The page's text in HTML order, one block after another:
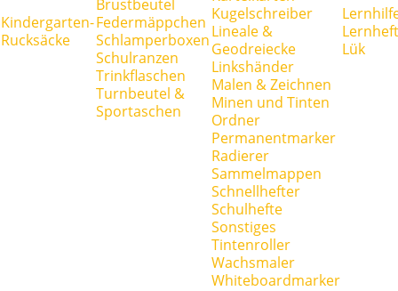
Kindergarten-
Rucksäcke
Brustbeutel
Federmäppchen
Schlamperboxen
Schulranzen
Trinkflaschen
Turnbeutel &
Sportaschen
Kugelschreiber
Lineale &
Geodreiecke
Linkshänder
Malen & Zeichnen
Minen und Tinten
Ordner
Permanentmarker
Radierer
Sammelmappen
Schnellhefter
Schulhefte
Sonstiges
Tintenroller
Wachsmaler
Whiteboardmarker
Lük